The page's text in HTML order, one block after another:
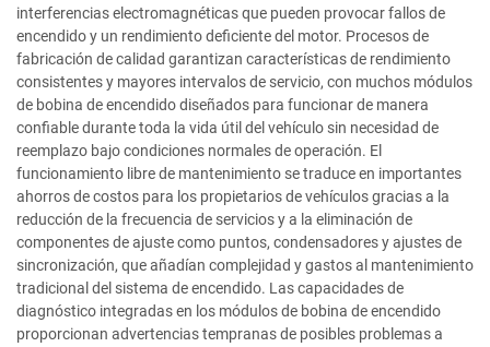
interferencias electromagnéticas que pueden provocar fallos de
encendido y un rendimiento deficiente del motor. Procesos de
fabricación de calidad garantizan características de rendimiento
consistentes y mayores intervalos de servicio, con muchos módulos
de bobina de encendido diseñados para funcionar de manera
confiable durante toda la vida útil del vehículo sin necesidad de
reemplazo bajo condiciones normales de operación. El
funcionamiento libre de mantenimiento se traduce en importantes
ahorros de costos para los propietarios de vehículos gracias a la
reducción de la frecuencia de servicios y a la eliminación de
componentes de ajuste como puntos, condensadores y ajustes de
sincronización, que añadían complejidad y gastos al mantenimiento
tradicional del sistema de encendido. Las capacidades de
diagnóstico integradas en los módulos de bobina de encendido
proporcionan advertencias tempranas de posibles problemas a